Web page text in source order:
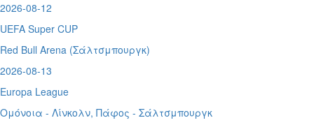
2026-08-12
UEFA Super CUP
Red Bull Arena (Σάλτσμπουργκ)
2026-08-13
Europa League
Ομόνοια - Λίνκολν, Πάφος - Σάλτσμπουργκ